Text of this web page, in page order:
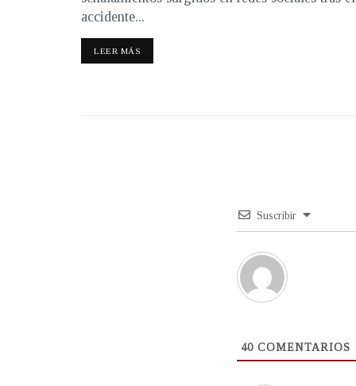
accidente...
LEER MÁS
Suscribir
40 COMENTARIOS